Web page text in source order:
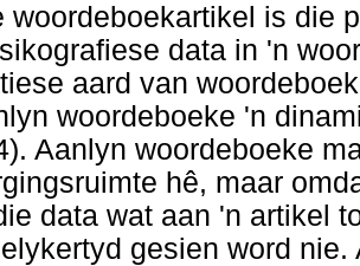
woordeboekartikel is die
data in 'n
aard van
woordeboeke 'n
Aanlyn woordeboeke
hê, maar
data wat aan 'n artikel
gesien word